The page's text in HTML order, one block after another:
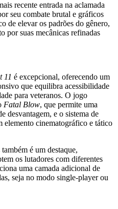
recente entrada na aclamada
seu combate brutal e gráficos
de elevar os padrões do gênero,
por suas mecânicas refinadas
11 é excepcional, oferecendo um
que equilibra acessibilidade
para veteranos. O jogo
Fatal Blow, que permite uma
desvantagem, e o sistema de
elemento cinematográfico e tático
é um destaque,
os lutadores com diferentes
uma camada adicional de
seja no modo single-player ou